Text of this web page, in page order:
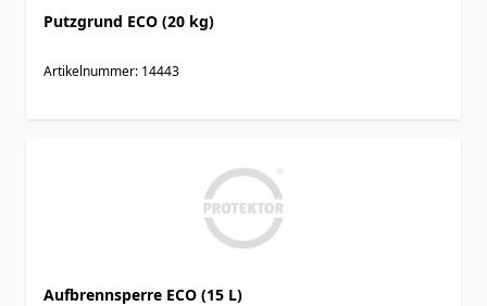
Putzgrund ECO (20 kg)
Artikelnummer: 14443
Aufbrennsperre ECO (15 L)